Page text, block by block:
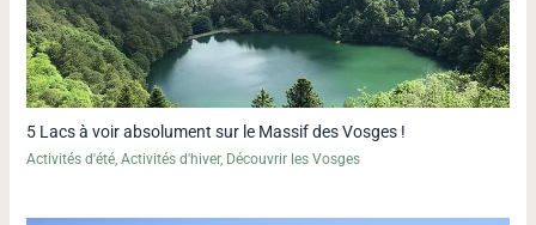
5 Lacs à voir absolument sur le Massif des Vosges !
Activités d'été,Activités d'hiver, Découvrir les Vosges